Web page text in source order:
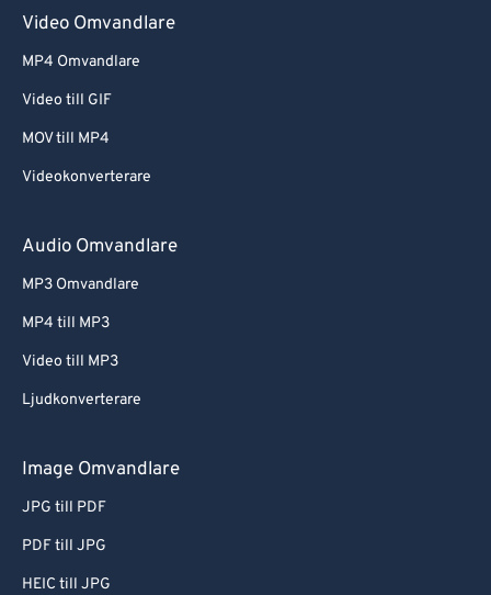
Video Omvandlare
MP4 Omvandlare
Video till GIF
MOV till MP4
Videokonverterare
Audio Omvandlare
MP3 Omvandlare
MP4 till MP3
Video till MP3
Ljudkonverterare
Image Omvandlare
JPG till PDF
PDF till JPG
HEIC till JPG